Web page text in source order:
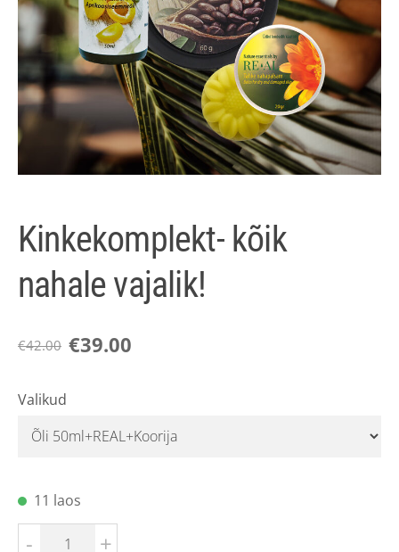
Kinkekomplekt- kõik
nahale vajalik!
€42.00 €39.00
Valikud
11 laos
- +